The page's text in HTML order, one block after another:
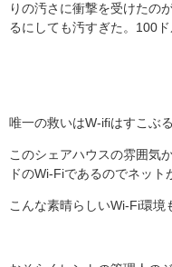
りの汚さに衝撃を受けたの
るにしても汚すぎた。100
唯一の救いはW-ifiはすこぶ
このシェアハウスの雰囲気
ドのWi-Fiであるのでネット
こんな素晴らしいWi-Fi環境